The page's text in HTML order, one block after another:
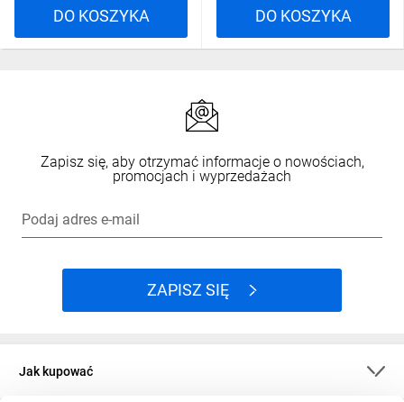
DO KOSZYKA DO KOSZYKA
Zapisz się, aby otrzymać informacje o nowościach,
promocjach i wyprzedażach
Podaj adres e-mail
ZAPISZ SIĘ
Jak kupować